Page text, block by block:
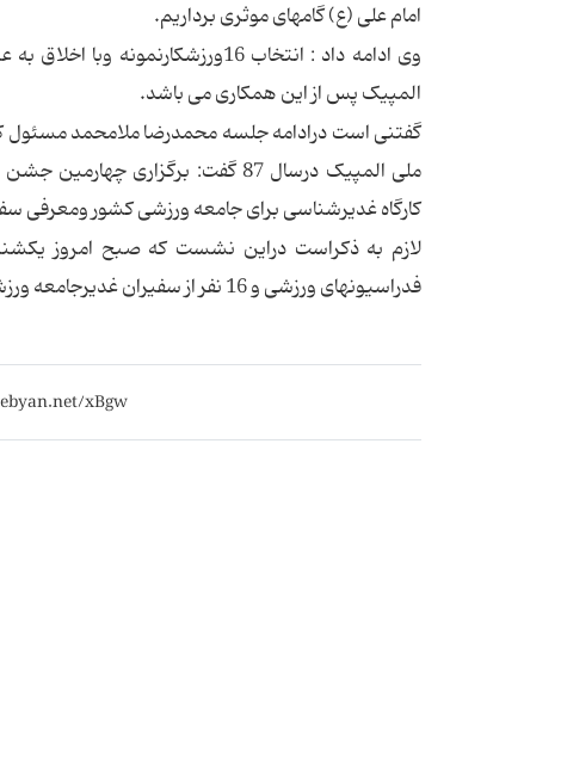
امام علی (ع) گامهای موثری برداریم.
وی ادامه داد : انتخاب
المپیک پس از این همکاری می باشد.
گفتنی است درادامه جلسه محمدرضا ملامحمد مسئول
ملی المپیک درسال 87 گفت:
کارگاه غدیرشناسی برای جامعه ورزشی کشور ومعرفی سفیران غدیر درسال 87 و88 ازجملعه
فدراسیونهای ورزشی و 16 نفر از سفیران غدیرجامعه ورزشی کشور برگزارشد برنامه ها و عملکرد این سفیران مورد بررسی قرارگرفت.